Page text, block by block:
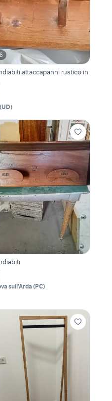
6
attaccapanni rustico in
(UD)
sull'Arda (PC)